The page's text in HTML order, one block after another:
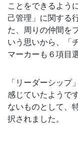
ことをできるよう
己管理」に関する
た、周りの仲間を
いう思いから、「
マーカーも６項目
「リーダーシップ
感じていたようで
ないものとして、
択されました。